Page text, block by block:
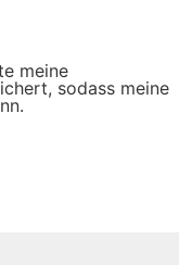
meine
sodass meine